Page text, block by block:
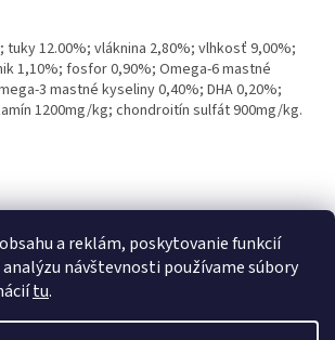
a reklám, poskytovanie funkcií
návštevnosti používame súbory
tu.
tuky 12.00%; vláknina 2,80%; vlhkosť 9,00%;
1,10%; fosfor 0,90%; Omega-6 mastné
3 mastné kyseliny 0,40%; DHA 0,20%;
1200mg/kg; chondroitín sulfát 900mg/kg.